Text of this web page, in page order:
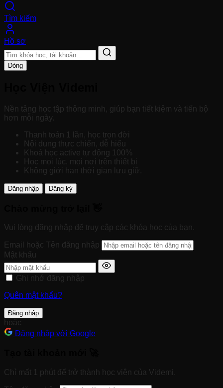
Tìm kiếm
Hồ sơ
Đóng
Nền tảng học tập thông minh, giúp bạn tiết kiệm và tiến bộ
hơn mỗi ngày.
Thanh toán 1 lần, học trọn đời
Nội dung thực chiến, dễ hiểu
Khoá học active tự động 100%
Học mọi lúc, mọi nơi trên thiết bị
Không giới hạn thời gian lưu giữ.
Đăng nhập Đăng ký
Vui lòng đăng nhập để truy cập các khóa học của bạn.
Email hoặc Tên đăng nhập
Mật khẩu
Ghi nhớ đăng nhập
Quên mật khẩu?
Đăng nhập
hoặc
Đăng nhập với Google
Chỉ mất 1 phút để trở thành học viên của Videmi.